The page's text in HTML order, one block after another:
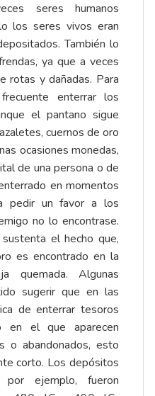
seres humanos
los seres vivos eran
También lo
ya que a veces
rotas y dañadas. Para
enterrar los
el pantano sigue
cuernos de oro
ocasiones monedas,
de una persona o de
en momentos
pedir un favor a los
no lo encontrase.
el hecho que,
es encontrado en la
quemada. Algunas
sugerir que en las
de enterrar tesoros
en el que aparecen
o abandonados, esto
corto. Los depósitos
ejemplo, fueron